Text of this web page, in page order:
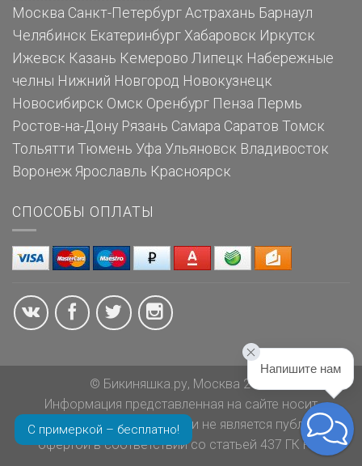
Москва Санкт-Петербург Астрахань Барнаул
Челябинск Екатеринбург Хабаровск Иркутск
Ижевск Казань Кемерово Липецк Набережные
челны Нижний Новгород Новокузнецк
Новосибирск Омск Оренбург Пенза Пермь
Ростов-на-Дону Рязань Самара Саратов Томск
Тольятти Тюмень Уфа Ульяновск Владивосток
Воронеж Ярославль Красноярск
СПОСОБЫ ОПЛАТЫ
С примеркой – бесплатно!
© Бикиняшка.ру, Москва 2026
Информация представленная на сайте носит
ознакомительный характер и не является публичной
офертой в соответствии со статьей 437 ГК РФ.
Напишите нам